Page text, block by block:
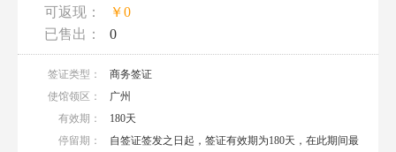
可返现：
￥0
已售出：
0
签证类型：
商务签证
使馆领区：
广州
有效期：
180天
停留期：
自签证签发之日起，签证有效期为180天，在此期间最